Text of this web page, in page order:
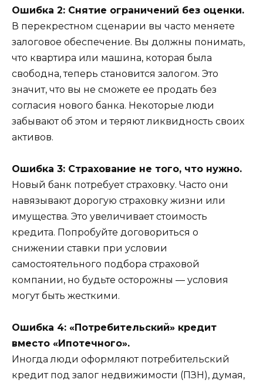
Ошибка 2: Снятие ограничений без оценки.
В перекрестном сценарии вы часто меняете
залоговое обеспечение. Вы должны понимать,
что квартира или машина, которая была
свободна, теперь становится залогом. Это
значит, что вы не сможете ее продать без
согласия нового банка. Некоторые люди
забывают об этом и теряют ликвидность своих
активов.
Ошибка 3: Страхование не того, что нужно.
Новый банк потребует страховку. Часто они
навязывают дорогую страховку жизни или
имущества. Это увеличивает стоимость
кредита. Попробуйте договориться о
снижении ставки при условии
самостоятельного подбора страховой
компании, но будьте осторожны — условия
могут быть жесткими.
Ошибка 4: «Потребительский» кредит
вместо «Ипотечного».
Иногда люди оформляют потребительский
кредит под залог недвижимости (ПЗН), думая,